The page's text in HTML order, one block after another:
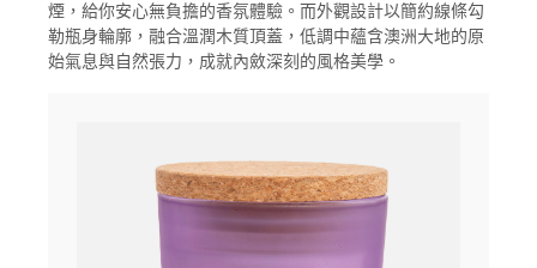
煙，給你安心無負擔的香氛體驗。而外觀設計以簡約線條勾
勒瓶身輪廓，融合溫潤木質頂蓋，低調中蘊含澳洲大地的原
始氣息與自然張力，成就內斂深刻的風格美學。